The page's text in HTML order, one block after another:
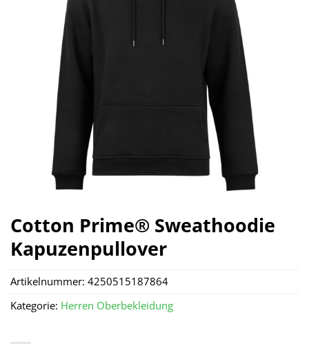
Cotton Prime® Sweathoodie
Kapuzenpullover
Artikelnummer: 4250515187864
Kategorie: Herren Oberbekleidung